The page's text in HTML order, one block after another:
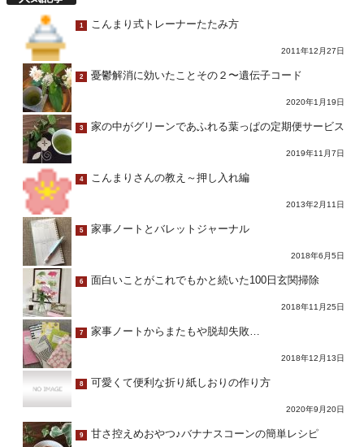
1 こんまり式トレーナーたたみ方
2011年12月27日
2 憂鬱解消に効いたことその２〜遺伝子コード
2020年1月19日
3 家の中がグリーンであふれる葉っぱの定期便サービス
2019年11月7日
4 こんまりさんの教え～押し入れ編
2013年2月11日
5 家事ノートとバレットジャーナル
2018年6月5日
6 面白いことがこれでもかと続いた100日玄関掃除
2018年11月25日
7 家事ノートからまたもや脱却失敗…
2018年12月13日
8 可愛くて便利な折り紙しおりの作り方
2020年9月20日
9 甘さ控えめおやつ♪バナナスコーンの簡単レシピ